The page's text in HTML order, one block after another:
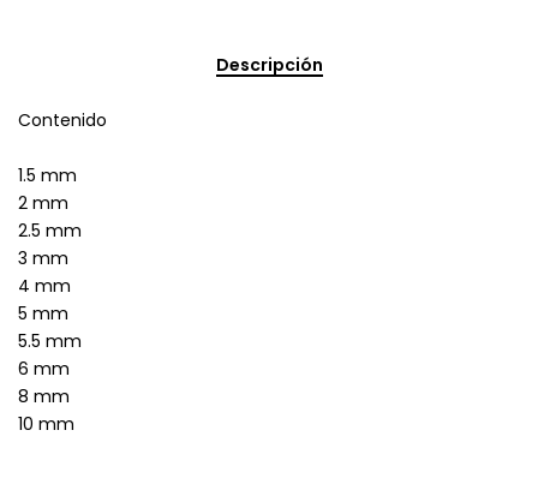
Descripción
Contenido
1.5 mm
2 mm
2.5 mm
3 mm
4 mm
5 mm
5.5 mm
6 mm
8 mm
10 mm